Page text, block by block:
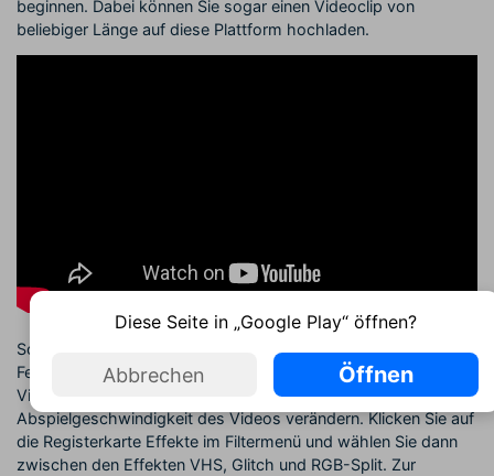
beginnen. Dabei können Sie sogar einen Videoclip von
beliebiger Länge auf diese Plattform hochladen.
Sobald der Upload abgeschlossen ist, werden Sie zum Editor-
Fenster weitergeleitet. Dort können Sie die Einstellungen des
Videos anpassen, Texteinblendungen hinzufügen oder die
Abspielgeschwindigkeit des Videos verändern. Klicken Sie auf
die Registerkarte Effekte im Filtermenü und wählen Sie dann
zwischen den Effekten VHS, Glitch und RGB-Split. Zur
Diese Seite in „Google Play“ öffnen?
Abbrechen Öffnen